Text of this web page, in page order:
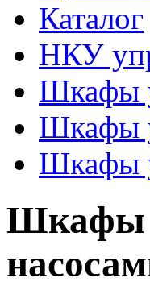
Каталог
НКУ
Шкафы
Шкафы
Шкафы
Шкафы